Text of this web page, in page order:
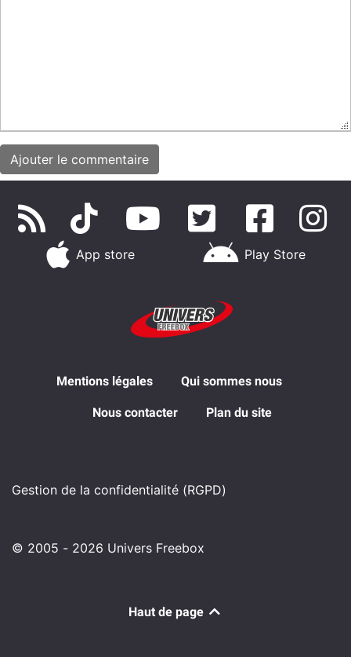
App store Play Store
Mentions légales Qui sommes nous
Nous contacter Plan du site
Gestion de la confidentialité (RGPD)
© 2005 - 2026 Univers Freebox
Haut de page